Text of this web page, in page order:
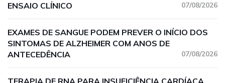
ENSAIO CLÍNICO
07/08/2026
EXAMES DE SANGUE PODEM PREVER O INÍCIO DOS
SINTOMAS DE ALZHEIMER COM ANOS DE
ANTECEDÊNCIA
07/08/2026
TERAPIA DE RNA PARA INSUFICIÊNCIA CARDÍACA